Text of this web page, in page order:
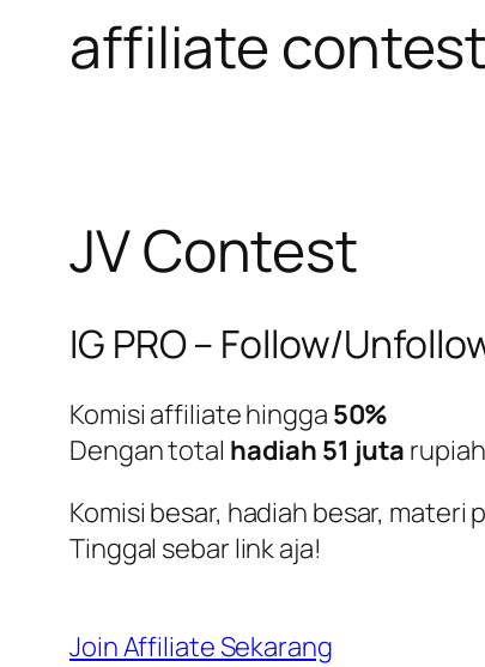
affiliate
JV Contest
IG PRO – Follow/
Komisi affiliate hingga 50%
Dengan total hadiah 51 juta
Komisi besar, hadiah besar, materi
Tinggal sebar link aja!
Join Affiliate Sekarang